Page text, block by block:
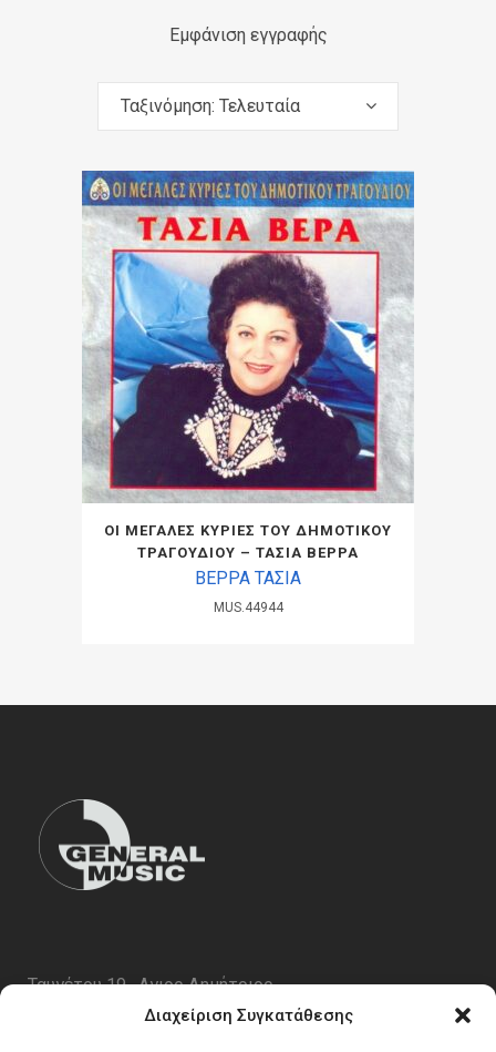
Διαχείριση Συγκατάθεσης
Εμφάνιση εγγραφής
Ταξινόμηση: Τελευταία
ΟΙ ΜΕΓΑΛΕΣ ΚΥΡΙΕΣ ΤΟΥ ΔΗΜΟΤΙΚΟΥ
ΤΡΑΓΟΥΔΙΟΥ – ΤΑΣΙΑ ΒΕΡΡΑ
ΒΕΡΡΑ ΤΑΣΙΑ
MUS.44944
Ταυγέτου 19 , Αγιος Δημήτριος